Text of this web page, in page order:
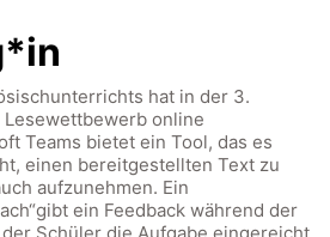
hat in der 3.
Lesewettbewerb online
Teams bietet ein Tool, das es
einen bereitgestellten Text zu
aufzunehmen. Ein
ein Feedback während der
Schüler die Aufgabe eingereicht